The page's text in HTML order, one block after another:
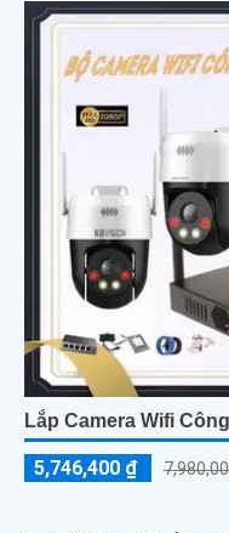
Lắp Camera Wifi
5,746,400 ₫